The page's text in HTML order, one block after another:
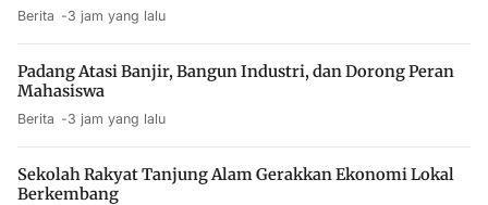
Berita 3 jam yang lalu
Padang Atasi Banjir, Bangun Industri, dan Dorong Peran
Mahasiswa
Berita 3 jam yang lalu
Sekolah Rakyat Tanjung Alam Gerakkan Ekonomi Lokal
Berkembang